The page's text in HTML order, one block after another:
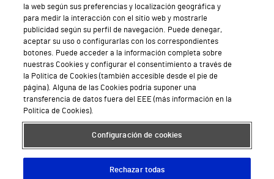
Quiénes somos
Trabajar en Vithas
Teléfono Cita Médica
Teléfono Atención al Cliente
Política de seguridad y salud en el trabajo
Conoce a Supervita
la web según sus preferencias y localización geográfica y
para medir la interacción con el sitio web y mostrarle
publicidad según su perfil de navegación. Puede denegar,
aceptar su uso o configurarlas con los correspondientes
botones. Puede acceder a la información completa sobre
nuestras Cookies y configurar el consentimiento a través de
la Política de Cookies (también accesible desde el pie de
página). Alguna de las Cookies podría suponer una
transferencia de datos fuera del EEE (más información en la
Política de Cookies).
Configuración de cookies
Rechazar todas